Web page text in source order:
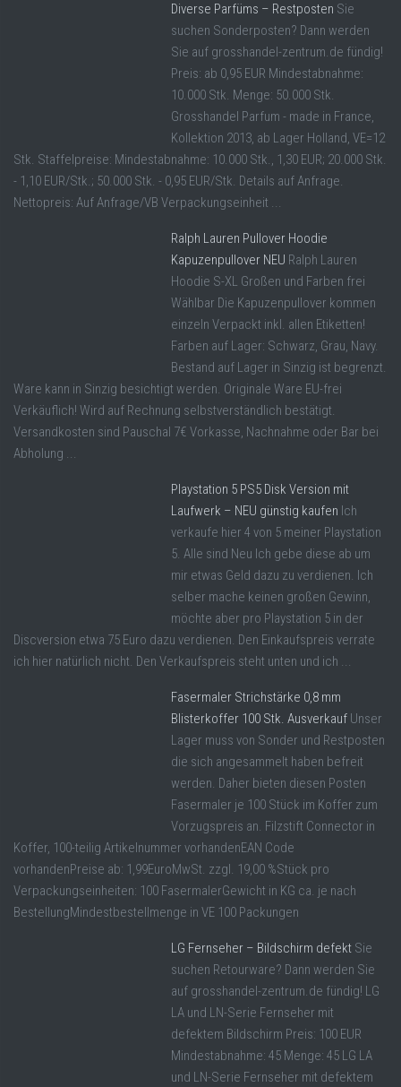
Diverse Parfüms – Restposten Sie
suchen Sonderposten? Dann werden
Sie auf grosshandel-zentrum.de fündig!
Preis: ab 0,95 EUR Mindestabnahme:
10.000 Stk. Menge: 50.000 Stk.
Grosshandel Parfum - made in France,
Kollektion 2013, ab Lager Holland, VE=12
Stk. Staffelpreise: Mindestabnahme: 10.000 Stk., 1,30 EUR; 20.000 Stk.
- 1,10 EUR/Stk.; 50.000 Stk. - 0,95 EUR/Stk. Details auf Anfrage.
Nettopreis: Auf Anfrage/VB Verpackungseinheit ...
Ralph Lauren Pullover Hoodie
Kapuzenpullover NEU Ralph Lauren
Hoodie S-XL Großen und Farben frei
Wählbar Die Kapuzenpullover kommen
einzeln Verpackt inkl. allen Etiketten!
Farben auf Lager: Schwarz, Grau, Navy.
Bestand auf Lager in Sinzig ist begrenzt.
Ware kann in Sinzig besichtigt werden. Originale Ware EU-frei
Verkäuflich! Wird auf Rechnung selbstverständlich bestätigt.
Versandkosten sind Pauschal 7€ Vorkasse, Nachnahme oder Bar bei
Abholung ...
Playstation 5 PS5 Disk Version mit
Laufwerk – NEU günstig kaufen Ich
verkaufe hier 4 von 5 meiner Playstation
5. Alle sind Neu Ich gebe diese ab um
mir etwas Geld dazu zu verdienen. Ich
selber mache keinen großen Gewinn,
möchte aber pro Playstation 5 in der
Discversion etwa 75 Euro dazu verdienen. Den Einkaufspreis verrate
ich hier natürlich nicht. Den Verkaufspreis steht unten und ich ...
Fasermaler Strichstärke 0,8 mm
Blisterkoffer 100 Stk. Ausverkauf Unser
Lager muss von Sonder und Restposten
die sich angesammelt haben befreit
werden. Daher bieten diesen Posten
Fasermaler je 100 Stück im Koffer zum
Vorzugspreis an. Filzstift Connector in
Koffer, 100-teilig Artikelnummer vorhandenEAN Code
vorhandenPreise ab: 1,99EuroMwSt. zzgl. 19,00 %Stück pro
Verpackungseinheiten: 100 FasermalerGewicht in KG ca. je nach
BestellungMindestbestellmenge in VE 100 Packungen
LG Fernseher – Bildschirm defekt Sie
suchen Retourware? Dann werden Sie
auf grosshandel-zentrum.de fündig! LG
LA und LN-Serie Fernseher mit
defektem Bildschirm Preis: 100 EUR
Mindestabnahme: 45 Menge: 45 LG LA
und LN-Serie Fernseher mit defektem